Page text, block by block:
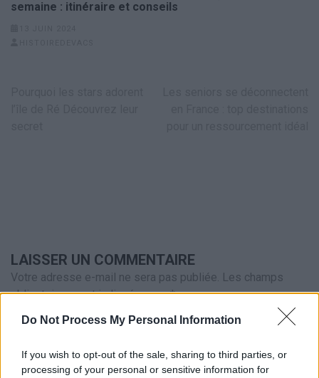
Do Not Process My Personal Information
If you wish to opt-out of the sale, sharing to third parties, or
processing of your personal or sensitive information for
semaine : itinéraire et conseils
LAISSER UN COMMENTAIRE
Votre adresse e-mail ne sera pas publiée. Les champs
obligatoires sont indiqués avec*
Test